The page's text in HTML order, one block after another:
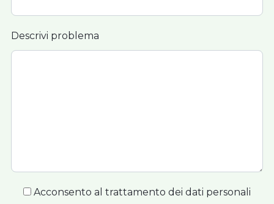
Descrivi problema
Acconsento al trattamento dei dati personali